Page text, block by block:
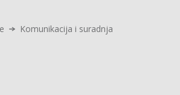
Komunikacija i suradnja